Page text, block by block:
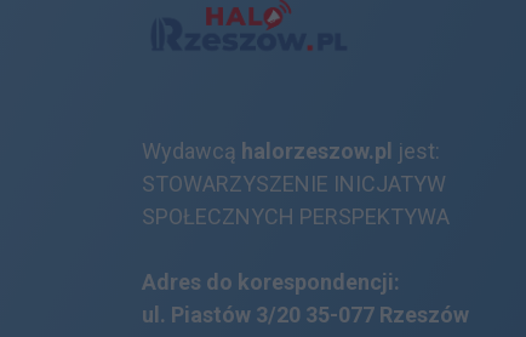
Wydawcą halorzeszow.pl jest:
STOWARZYSZENIE INICJATYW
SPOŁECZNYCH PERSPEKTYWA
Adres do korespondencji:
ul. Piastów 3/20 35-077 Rzeszów